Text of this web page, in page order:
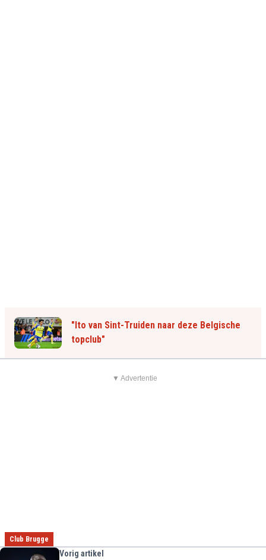
"Ito van Sint-Truiden naar deze Belgische
topclub"
▼ Advertentie
Club Brugge
Vorig artikel